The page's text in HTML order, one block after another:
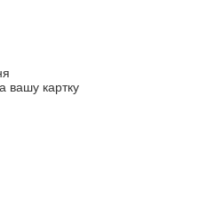
вашу картку